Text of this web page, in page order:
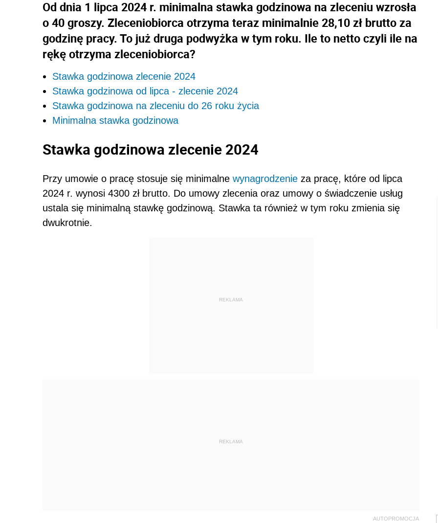
Od dnia 1 lipca 2024 r. minimalna stawka godzinowa na zleceniu wzrosła
o 40 groszy. Zleceniobiorca otrzyma teraz minimalnie 28,10 zł brutto za
godzinę pracy. To już druga podwyżka w tym roku. Ile to netto czyli ile na
rękę otrzyma zleceniobiorca?
Stawka godzinowa zlecenie 2024
Stawka godzinowa od lipca - zlecenie 2024
Stawka godzinowa na zleceniu do 26 roku życia
Minimalna stawka godzinowa
Stawka godzinowa zlecenie 2024
Przy umowie o pracę stosuje się minimalne wynagrodzenie za pracę, które od lipca
2024 r. wynosi 4300 zł brutto. Do umowy zlecenia oraz umowy o świadczenie usług
ustala się minimalną stawkę godzinową. Stawka ta również w tym roku zmienia się
dwukrotnie.
REKLAMA
REKLAMA
AUTOPROMOCJA